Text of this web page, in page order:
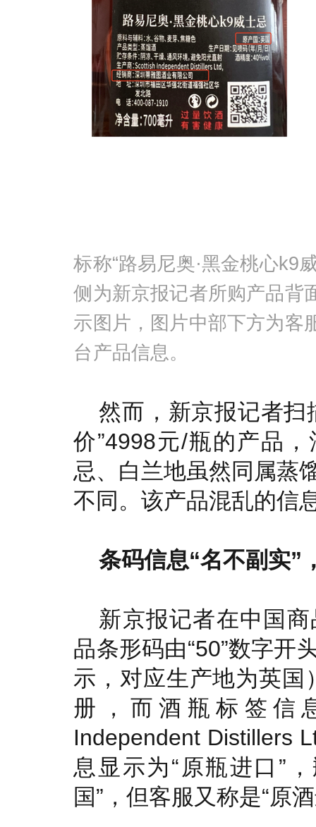
标称“路易尼奥·黑金桃心k9
侧为新京报记者所购产品背
示图片，图片中部下方为客
台产品信息。
然而，新京报记者扫
价”4998元/瓶的产品
忌、白兰地虽然同属蒸
不同。该产品混乱的信
条码信息“名不副实”
新京报记者在中国
品条形码由“50”数字开
示，对应生产地为英国
册，而酒瓶标签信
Independent Distillers
息显示为“原瓶进口”
国”，但客服又称是“原